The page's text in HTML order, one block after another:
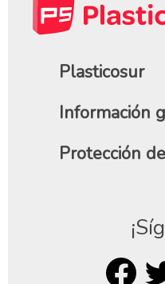
Plasticosur
Información
Protección